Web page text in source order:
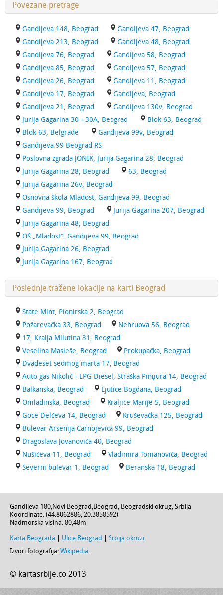
Povezane pretrage
Gandijeva 148, Beograd
Gandijeva 47, Beograd
Gandijeva 213, Beograd
Gandijeva 48, Beograd
Gandijeva 76, Beograd
Gandijeva 58, Beograd
Gandijeva 85, Beograd
Gandijeva 57, Beograd
Gandijeva 26, Beograd
Gandijeva 11, Beograd
Gandijeva 17, Beograd
Gandijeva, Beograd
Gandijeva 21, Beograd
Gandijeva 130v, Beograd
Jurija Gagarina 30 - 30A, Beograd
Blok 63, Beograd
Blok 63, Belgrade
Gandijeva 99v, Beograd
Gandijeva 99 Beograd RS
Poslovna zgrada JONIK, Jurija Gagarina 28, Beograd
Jurija Gagarina 28, Beograd
63, Beograd
Jurija Gagarina 26v, Beograd
Osnovna škola Mladost, Gandijeva 99, Beograd
Gandijeva 99, Beograd
Jurija Gagarina 207, Beograd
Jurija Gagarina 48, Beograd
OŠ „Mladost“, Gandijeva 99, Beograd
Jurija Gagarina 26, Beograd
Jurija Gagarina 167, Beograd
Poslednje tražene lokacije na karti Beograd
State Mint, Pionirska 2, Beograd
Požarevačka 33, Beograd
Nehruova 56, Beograd
17, Kralja Milutina 31, Beograd
Veselina Masleše, Beograd
Prokupačka, Beograd
Dvadeset sedmog marta 17, Beograd
Auto gas Nikolić - LPG Diesel, Straška Pinџura 14, Beograd
Balkanska, Beograd
Ljutice Bogdana, Beograd
Omladinska, Beograd
Kraljice Marije 5, Beograd
Goce Delčeva 14, Beograd
Kruševačka 125, Beograd
Bulevar Arsenija Carnojevica 99, Beograd
Dragoslava Jovanovića 40, Beograd
Nušićeva 11, Beograd
Vladimira Tomanovića, Beograd
Severni bulevar 1, Beograd
Beranska 18, Beograd
Gandijeva 180,Novi Beograd,Beograd, Beogradski okrug, Srbija
Koordinate: (44.8062886, 20.3858592)
Nadmorska visina: 80,48m
Karta Beograda Ulice Beograd
Srbija okruzi
Izvori fotografija: Wikipedia.
© kartasrbije.co 2013